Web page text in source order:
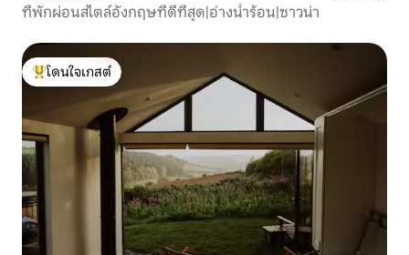
ที่พักผ่อนสไตล์อังกฤษที่ดีที่สุด|อ่างน้ำร้อน|ซาวน่า
โดนใจเกสต์ที่สุด
โดนใจเกสต์